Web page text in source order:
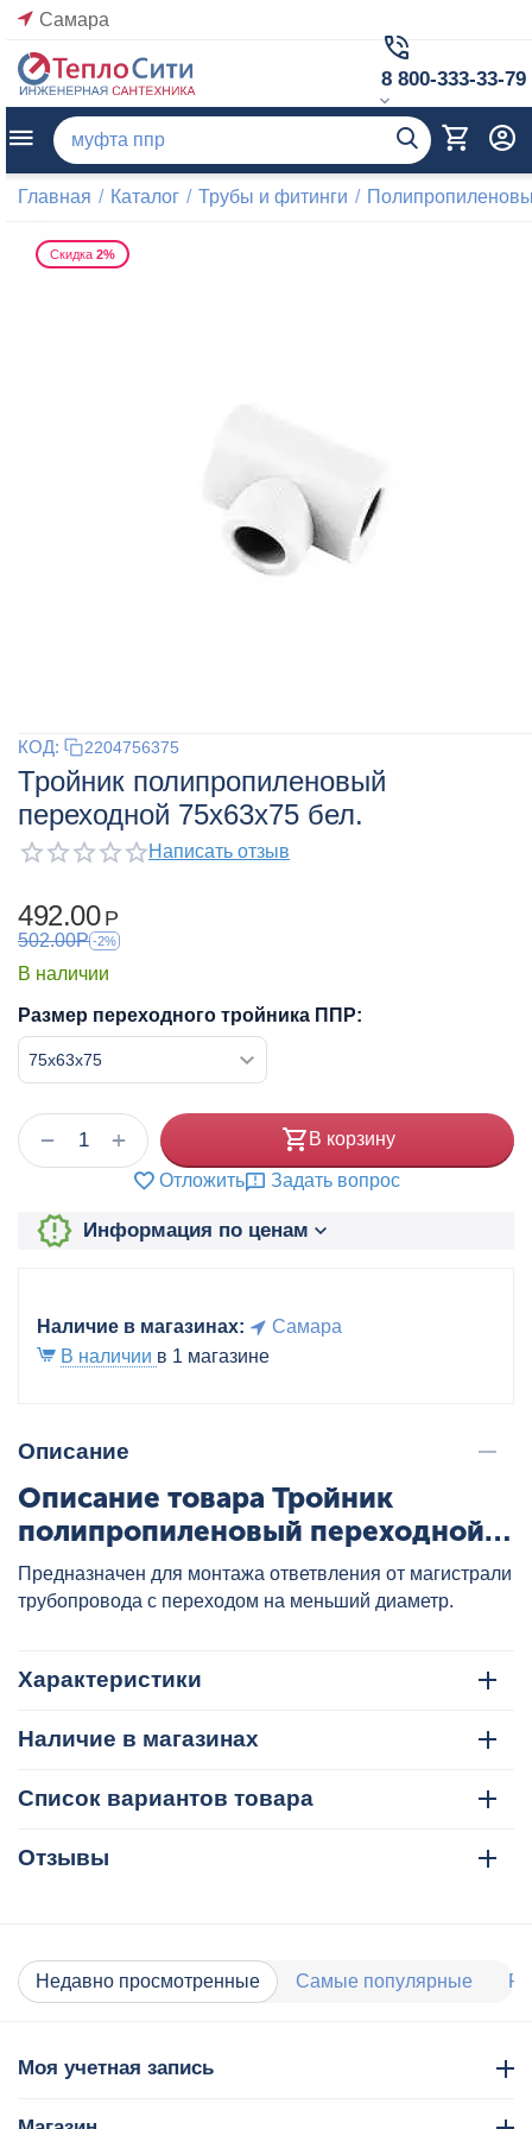
Самара
8 800-333-33-79
Главная / Каталог / Трубы и фитинги /
Скидка 2%
КОД: 2204756375
Тройник полипропиленовый
переходной 75x63x75 бел.
Написать отзыв
492.00 Р
502.00Р -2%
В наличии
Размер переходного тройника ППР:
+
− В корзину
Отложить Задать вопрос
Информация по ценам
Наличие в магазинах:
Самара
В наличии в 1 магазине
Описание
Описание товара Тройник
полипропиленовый переходной
75x63x75 бел., артикул:
2204756375
Предназначен для монтажа ответвления от магистрали
трубопровода с переходом на меньший диаметр.
Характеристики
Наличие в магазинах
Список вариантов товара
Отзывы
Недавно просмотренные Самые популярные
Моя учетная запись